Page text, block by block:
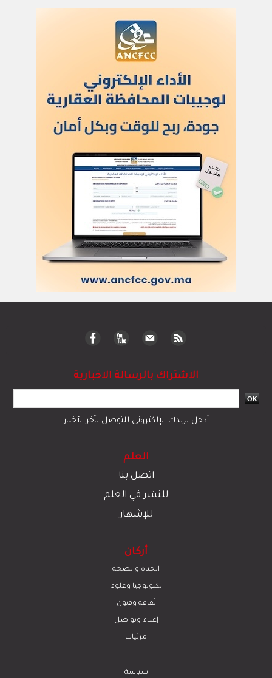
الاشتراك بالرسالة الاخبارية
أدخل بريدك الإلكتروني للتوصل بآخر الأخبار
العلم
اتصل بنا
للنشر في العلم
للإشهار
أركان
الحياة والصحة
تكنولوجيا وعلوم
ﺛﻘﺎﻓﺔ وﻓﻧون
إعلام وتواصل
مرئيات
سياسة